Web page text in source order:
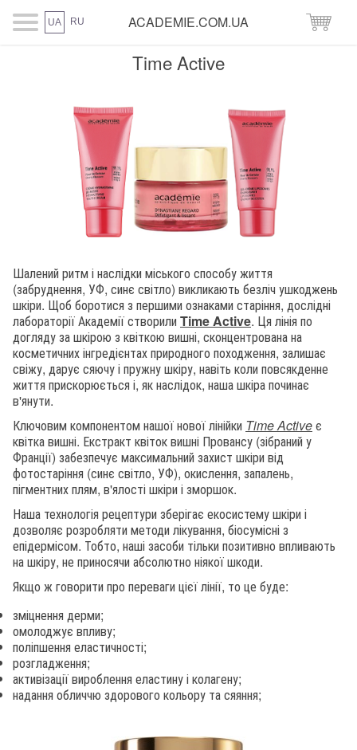
UA RU ACADEMIE.COM.UA
Time Active
Шалений ритм і наслідки міського способу життя
(забруднення, УФ, синє світло) викликають безліч ушкоджень
шкіри. Щоб боротися з першими ознаками старіння, дослідні
лабораторії Академії створили Time Active. Ця лінія по
догляду за шкірою з квіткою вишні, сконцентрована на
косметичних інгредієнтах природного походження, залишає
свіжу, дарує сяючу і пружну шкіру, навіть коли повсякденне
життя прискорюється і, як наслідок, наша шкіра починає
в'янути.
Ключовим компонентом нашої нової лінійки Time Activeє
квітка вишні. Екстракт квіток вишні Провансу (зібраний у
Франції) забезпечує максимальний захист шкіри від
фотостаріння (синє світло, УФ), окислення, запалень,
пігментних плям, в'ялості шкіри і зморшок.
Наша технологія рецептури зберігає екосистему шкіри і
дозволяє розробляти методи лікування, біосумісні з
епідермісом. Тобто, наші засоби тільки позитивно впливають
на шкіру, не приносячи абсолютно ніякої шкоди.
Якщо ж говорити про переваги цієї лінії, то це буде:
зміцнення дерми;
омолоджує впливу;
поліпшення еластичності;
розгладження;
активізації вироблення еластину і колагену;
надання обличчю здорового кольору та сяяння;